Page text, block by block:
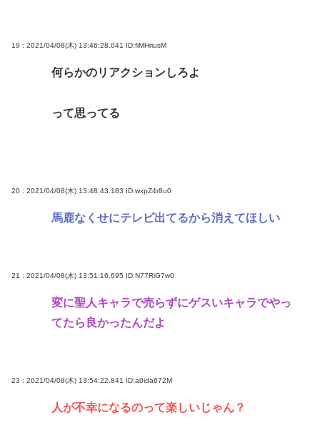
19 : 2021/04/08(木) 13:46:28.041 ID:fiMHriusM
何らかのリアクションしろよ
って思ってる
20 : 2021/04/08(木) 13:48:43.183 ID:wxpZ4r8u0
馬鹿なくせにテレビ出てるから消えてほしい
21 : 2021/04/08(木) 13:51:16.695 ID:N77RiG7w0
変に聖人キャラで売らずにゲスいキャラでやっ
てたら良かったんだよ
23 : 2021/04/08(木) 13:54:22.841 ID:a0ida672M
人が不幸になるのって楽しいじゃん？